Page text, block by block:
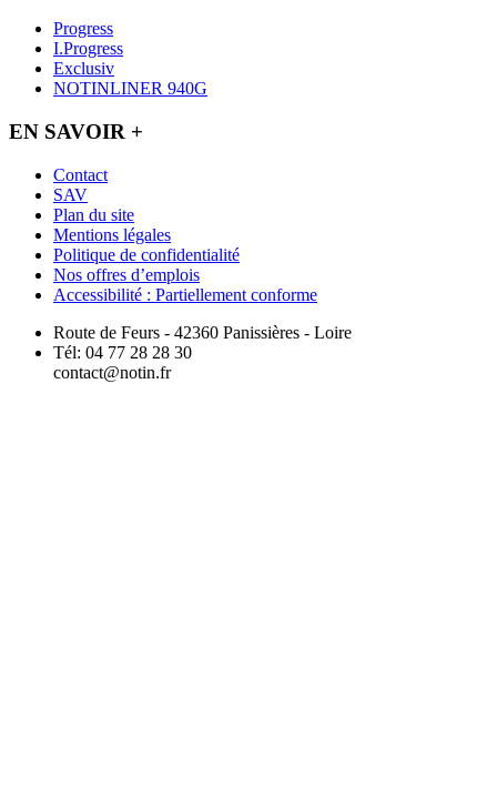
Progress
I.Progress
Exclusiv
NOTINLINER 940G
EN SAVOIR +
Contact
SAV
Plan du site
Mentions légales
Politique de confidentialité
Nos offres d’emplois
Accessibilité : Partiellement conforme
Route de Feurs - 42360 Panissières - Loire
Tél: 04 77 28 28 30
contact@notin.fr